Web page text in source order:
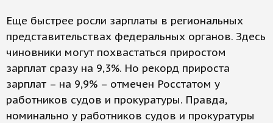
Еще быстрее росли зарплаты в региональных
представительствах федеральных органов. Здесь
чиновники могут похвастаться приростом
зарплат сразу на 9,3%. Но рекорд прироста
зарплат – на 9,9% – отмечен Росстатом у
работников судов и прокуратуры. Правда,
номинально у работников судов и прокуратуры